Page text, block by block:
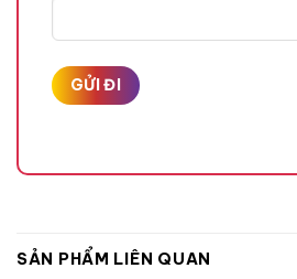
Hoa Cam,
SẢN PHẨM LIÊN QUAN